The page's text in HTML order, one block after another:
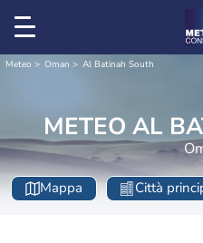
Meteo Oman Al Batinah South
METEO AL
Mappa Città